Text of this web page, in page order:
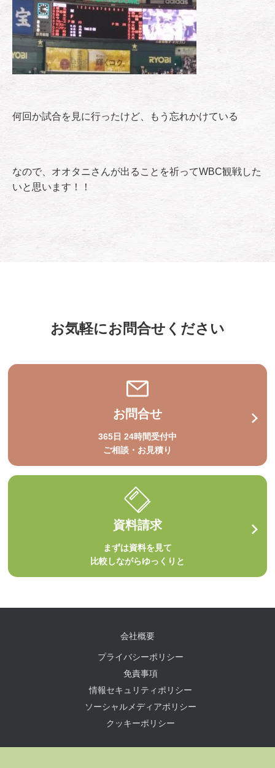
何回か試合を見に行ったけど、もう忘れかけている
なので、オオタニさんが出ることを祈ってWBC観戦した
いと思います！！
お気軽にお問合せください
お問合せ
365日 24時間受付中
ご相談・お見積り
資料請求
まずは資料を見て
比較しながらゆっくりと
会社概要
プライバシーポリシー
免責事項
情報セキュリティポリシー
ソーシャルメディアポリシー
クッキーポリシー